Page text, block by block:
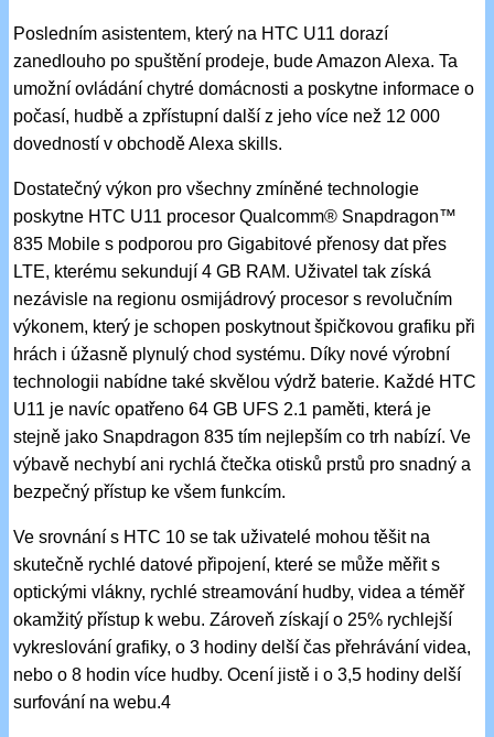
Posledním asistentem, který na HTC U11 dorazí
zanedlouho po spuštění prodeje, bude Amazon Alexa. Ta
umožní ovládání chytré domácnosti a poskytne informace o
počasí, hudbě a zpřístupní další z jeho více než 12 000
dovedností v obchodě Alexa skills.
Dostatečný výkon pro všechny zmíněné technologie
poskytne HTC U11 procesor Qualcomm® Snapdragon™
835 Mobile s podporou pro Gigabitové přenosy dat přes
LTE, kterému sekundují 4 GB RAM. Uživatel tak získá
nezávisle na regionu osmijádrový procesor s revolučním
výkonem, který je schopen poskytnout špičkovou grafiku při
hrách i úžasně plynulý chod systému. Díky nové výrobní
technologii nabídne také skvělou výdrž baterie. Každé HTC
U11 je navíc opatřeno 64 GB UFS 2.1 paměti, která je
stejně jako Snapdragon 835 tím nejlepším co trh nabízí. Ve
výbavě nechybí ani rychlá čtečka otisků prstů pro snadný a
bezpečný přístup ke všem funkcím.
Ve srovnání s HTC 10 se tak uživatelé mohou těšit na
skutečně rychlé datové připojení, které se může měřit s
optickými vlákny, rychlé streamování hudby, videa a téměř
okamžitý přístup k webu. Zároveň získají o 25% rychlejší
vykreslování grafiky, o 3 hodiny delší čas přehrávání videa,
nebo o 8 hodin více hudby. Ocení jistě i o 3,5 hodiny delší
surfování na webu.4